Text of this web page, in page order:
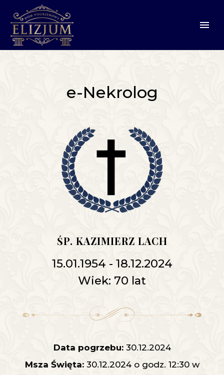
e-Nekrolog
ŚP. KAZIMIERZ LACH
15.01.1954 - 18.12.2024
Wiek: 70 lat
Data pogrzebu:30.12.2024
Msza Święta:30.12.2024 o godz. 12:30 w